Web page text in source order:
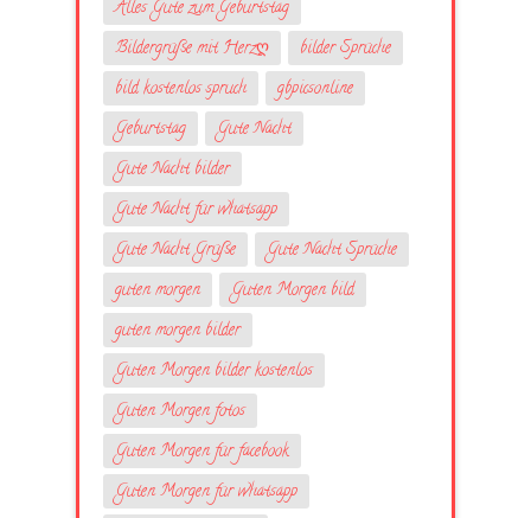
Alles Gute zum Geburtstag
Bildergrüße mit Herzღ
bilder Sprüche
bild kostenlos spruch
gbpicsonline
Geburtstag
Gute Nacht
Gute Nacht bilder
Gute Nacht für whatsapp
Gute Nacht Grüße
Gute Nacht Sprüche
guten morgen
Guten Morgen bild
guten morgen bilder
Guten Morgen bilder kostenlos
Guten Morgen fotos
Guten Morgen für facebook
Guten Morgen für whatsapp